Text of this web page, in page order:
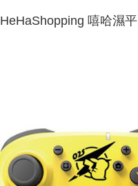
HeHaShopping 嘻哈濕平